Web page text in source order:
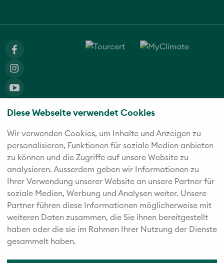
Diese Webseite verwendet Cookies
Wir verwenden Cookies, um Inhalte und Anzeigen zu
personalisieren, Funktionen für soziale Medien anbieten
zu können und die Zugriffe auf unsere Website zu
analysieren. Außerdem geben wir Informationen zu
Ihrer Verwendung unserer Website an unsere Partner für
soziale Medien, Werbung und Analysen weiter. Unsere
Partner führen diese Informationen möglicherweise mit
weiteren Daten zusammen, die Sie ihnen bereitgestellt
haben oder die sie im Rahmen Ihrer Nutzung der Dienste
gesammelt haben.
Die fünf starken Marken der Twerenbold Reisen Gruppe